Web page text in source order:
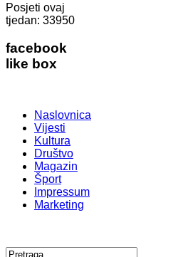
Posjeti ovaj
tjedan: 33950
facebook
like box
Naslovnica
Vijesti
Kultura
Društvo
Magazin
Šport
Impressum
Marketing